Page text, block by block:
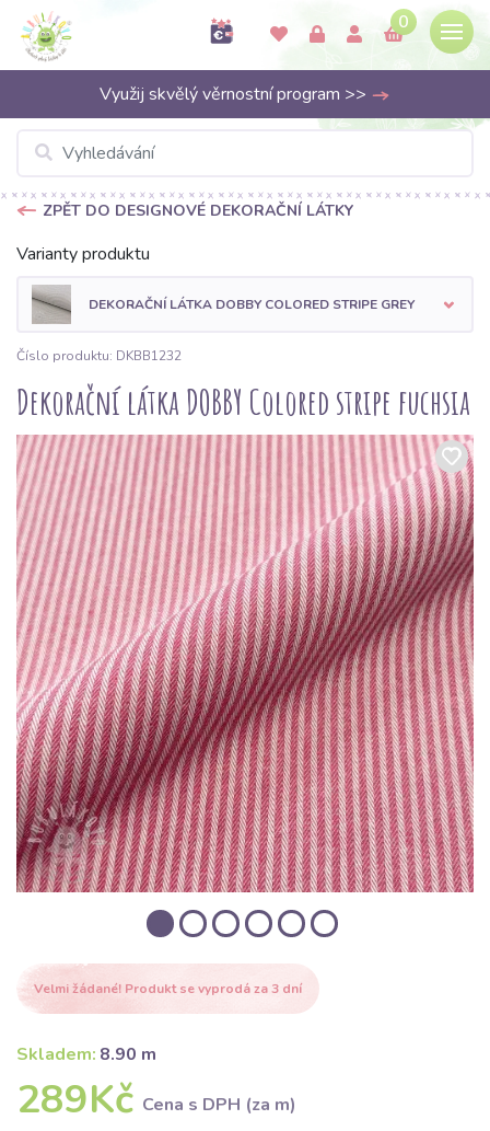
0
Využij skvělý věrnostní program >>
ZPĚT DO DESIGNOVÉ DEKORAČNÍ LÁTKY
Varianty produktu
DEKORAČNÍ LÁTKA DOBBY COLORED STRIPE GREY
Číslo produktu: DKBB1232
Dekorační látka DOBBY Colored stripe fuchsia
Velmi žádané! Produkt se vyprodá za 3 dní
Skladem: 8.90 m
289Kč Cena s DPH (za m)